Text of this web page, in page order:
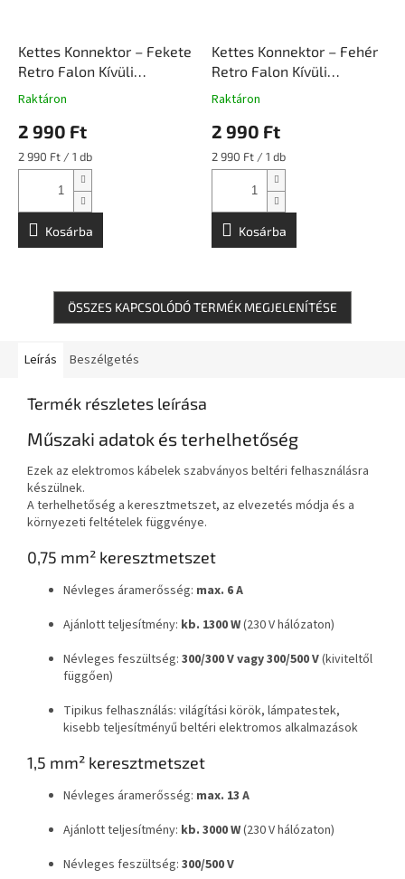
Kettes Konnektor – Fekete
Retro Falon Kívüli
Szerelvény | Classic Line
Raktáron
2 990 Ft
Egységár:
2 990 Ft / 1 db
Kosárba
Kettes Konnektor – Fehér
Retro Falon Kívüli
Szerelvény | Classic Line
Raktáron
2 990 Ft
Egységár:
2 990 Ft / 1 db
Kosárba
ÖSSZES KAPCSOLÓDÓ TERMÉK MEGJELENÍTÉSE
Leírás Beszélgetés
Termék részletes leírása
Műszaki adatok és terhelhetőség
Ezek az elektromos kábelek szabványos beltéri felhasználásra
készülnek.
A terhelhetőség a keresztmetszet, az elvezetés módja és a
környezeti feltételek függvénye.
0,75 mm² keresztmetszet
Névleges áramerősség: max. 6 A
Ajánlott teljesítmény: kb. 1300 W(230 V hálózaton)
Névleges feszültség: 300/300 V vagy 300/500 V(kiviteltől
függően)
Tipikus felhasználás: világítási körök, lámpatestek,
kisebb teljesítményű beltéri elektromos alkalmazások
1,5 mm² keresztmetszet
Névleges áramerősség: max. 13 A
Ajánlott teljesítmény: kb. 3000 W(230 V hálózaton)
Névleges feszültség: 300/500 V